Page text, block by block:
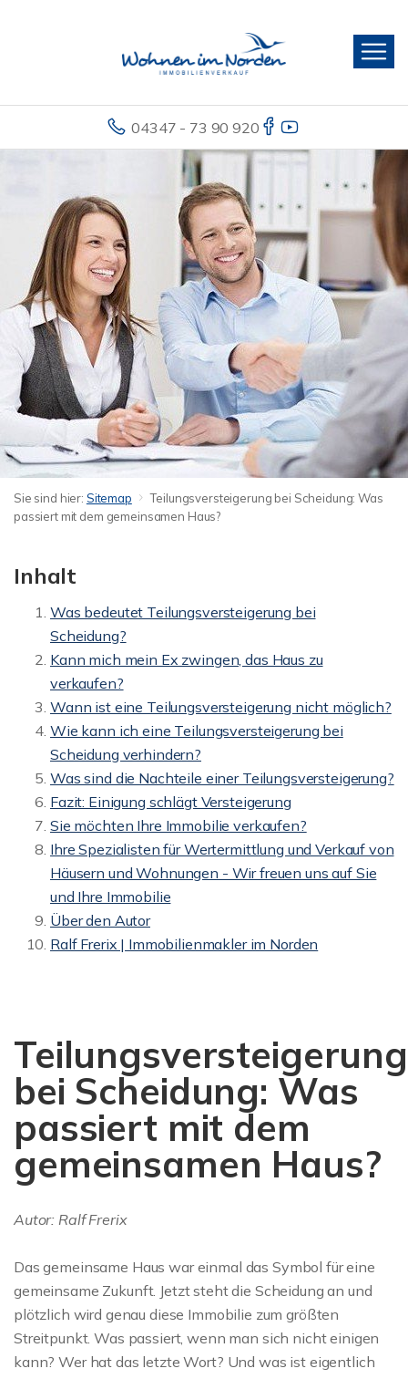
04347 - 73 90 920
Sie sind hier: Sitemap
Teilungsversteigerung bei Scheidung: Was
passiert mit dem gemeinsamen Haus?
Inhalt
Was bedeutet Teilungsversteigerung bei
Scheidung?
Kann mich mein Ex zwingen, das Haus zu
verkaufen?
Wann ist eine Teilungsversteigerung nicht möglich?
Wie kann ich eine Teilungsversteigerung bei
Scheidung verhindern?
Was sind die Nachteile einer Teilungsversteigerung?
Fazit: Einigung schlägt Versteigerung
Sie möchten Ihre Immobilie verkaufen?
Ihre Spezialisten für Wertermittlung und Verkauf von
Häusern und Wohnungen - Wir freuen uns auf Sie
und Ihre Immobilie
Über den Autor
Ralf Frerix | Immobilienmakler im Norden
Teilungsversteigerung
bei Scheidung: Was
passiert mit dem
gemeinsamen Haus?
Autor: Ralf Frerix
Das gemeinsame Haus war einmal das Symbol für eine
gemeinsame Zukunft. Jetzt steht die Scheidung an und
plötzlich wird genau diese Immobilie zum größten
Streitpunkt. Was passiert, wenn man sich nicht einigen
kann? Wer hat das letzte Wort? Und was ist eigentlich